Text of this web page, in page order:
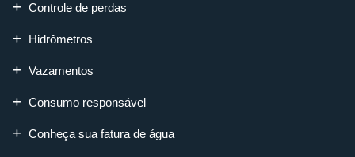
Controle de perdas
Hidrômetros
Vazamentos
Consumo responsável
Conheça sua fatura de água